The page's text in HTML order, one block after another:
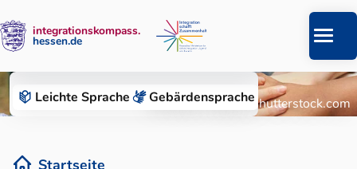
Leichte Sprache Gebärden­sprache
Zum Inhalt springen
integrationskompass.
hessen.de
Datenbank für Integrationsprojekte
© Roman Chazov/Shutterstock.com
Startseite